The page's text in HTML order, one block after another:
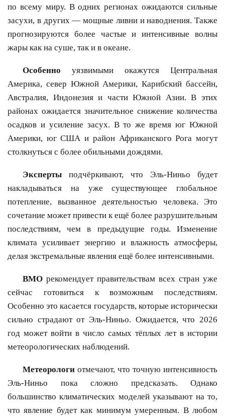
по всему миру. В одних регионах ожидаются сильные
засухи, в других — мощные ливни и наводнения. Также
прогнозируются более частые и интенсивные волны
жары как на суше, так и в океане.
Особенно уязвимыми окажутся Центральная
Америка, север Южной Америки, Карибский бассейн,
Австралия, Индонезия и части Южной Азии. В этих
районах ожидается значительное снижение количества
осадков и усиление засух. В то же время юг Южной
Америки, юг США и район Африканского Рога могут
столкнуться с более обильными дождями.
Эксперты подчёркивают, что Эль-Ниньо будет
накладываться на уже существующее глобальное
потепление, вызванное деятельностью человека. Это
сочетание может привести к ещё более разрушительным
последствиям, чем в предыдущие годы. Изменение
климата усиливает энергию и влажность атмосферы,
делая экстремальные явления ещё более интенсивными.
ВМО рекомендует правительствам всех стран уже
сейчас готовиться к возможным последствиям.
Особенно это касается государств, которые исторически
сильно страдают от Эль-Ниньо. Ожидается, что 2026
год может войти в число самых тёплых лет в истории
метеорологических наблюдений.
Метеорологи отмечают, что точную интенсивность
Эль-Ниньо пока сложно предсказать. Однако
большинство климатических моделей указывают на то,
что явление будет как минимум умеренным. В любом